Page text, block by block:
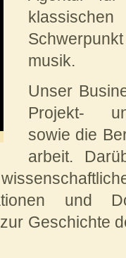
musik.
Unser
Projekt-
sowie die
ar­beit.
und
Geschichte